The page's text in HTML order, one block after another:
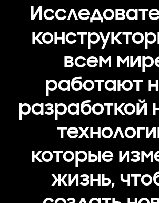
всем
работают
разработкой
которые
жизнь,